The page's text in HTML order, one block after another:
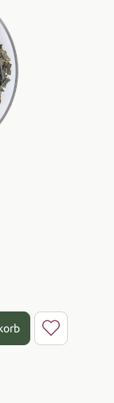
oder benutze die